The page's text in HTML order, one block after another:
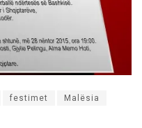
festimet Malësia